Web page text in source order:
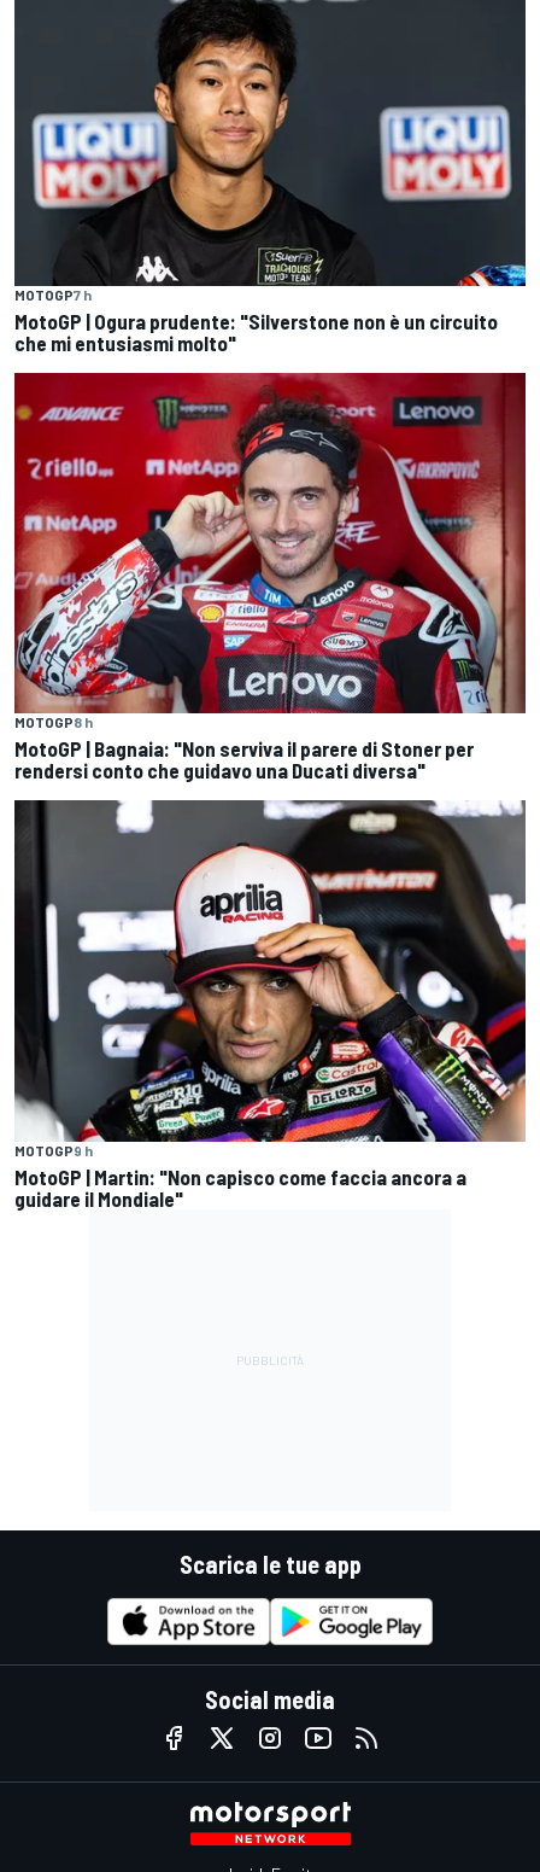
MOTOGP7 h
MotoGP | Ogura prudente: "Silverstone non è un circuito
che mi entusiasmi molto"
MOTOGP8 h
MotoGP | Bagnaia: "Non serviva il parere di Stoner per
rendersi conto che guidavo una Ducati diversa"
MOTOGP9 h
MotoGP | Martin: "Non capisco come faccia ancora a
guidare il Mondiale"
Scarica le tue app
Social media